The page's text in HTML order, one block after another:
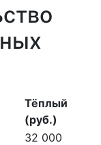
Тёплый
(руб.)
32 000